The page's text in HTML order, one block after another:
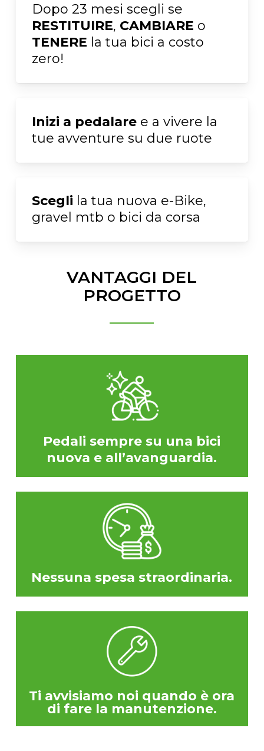
Scegli la tua nuova e-Bike,
gravel mtb o bici da corsa
Inizi a pedalaree a vivere la
tue avventure su due ruote
Dopo 23 mesi scegli se
RESTITUIRE, CAMBIARE o
TENERE la tua bici a costo
zero!
VANTAGGI DEL
PROGETTO
Pedali sempre su una bici
nuova e all’avanguardia.
Nessuna spesa straordinaria.
Ti avvisiamo noi quando è ora
di fare la manutenzione.